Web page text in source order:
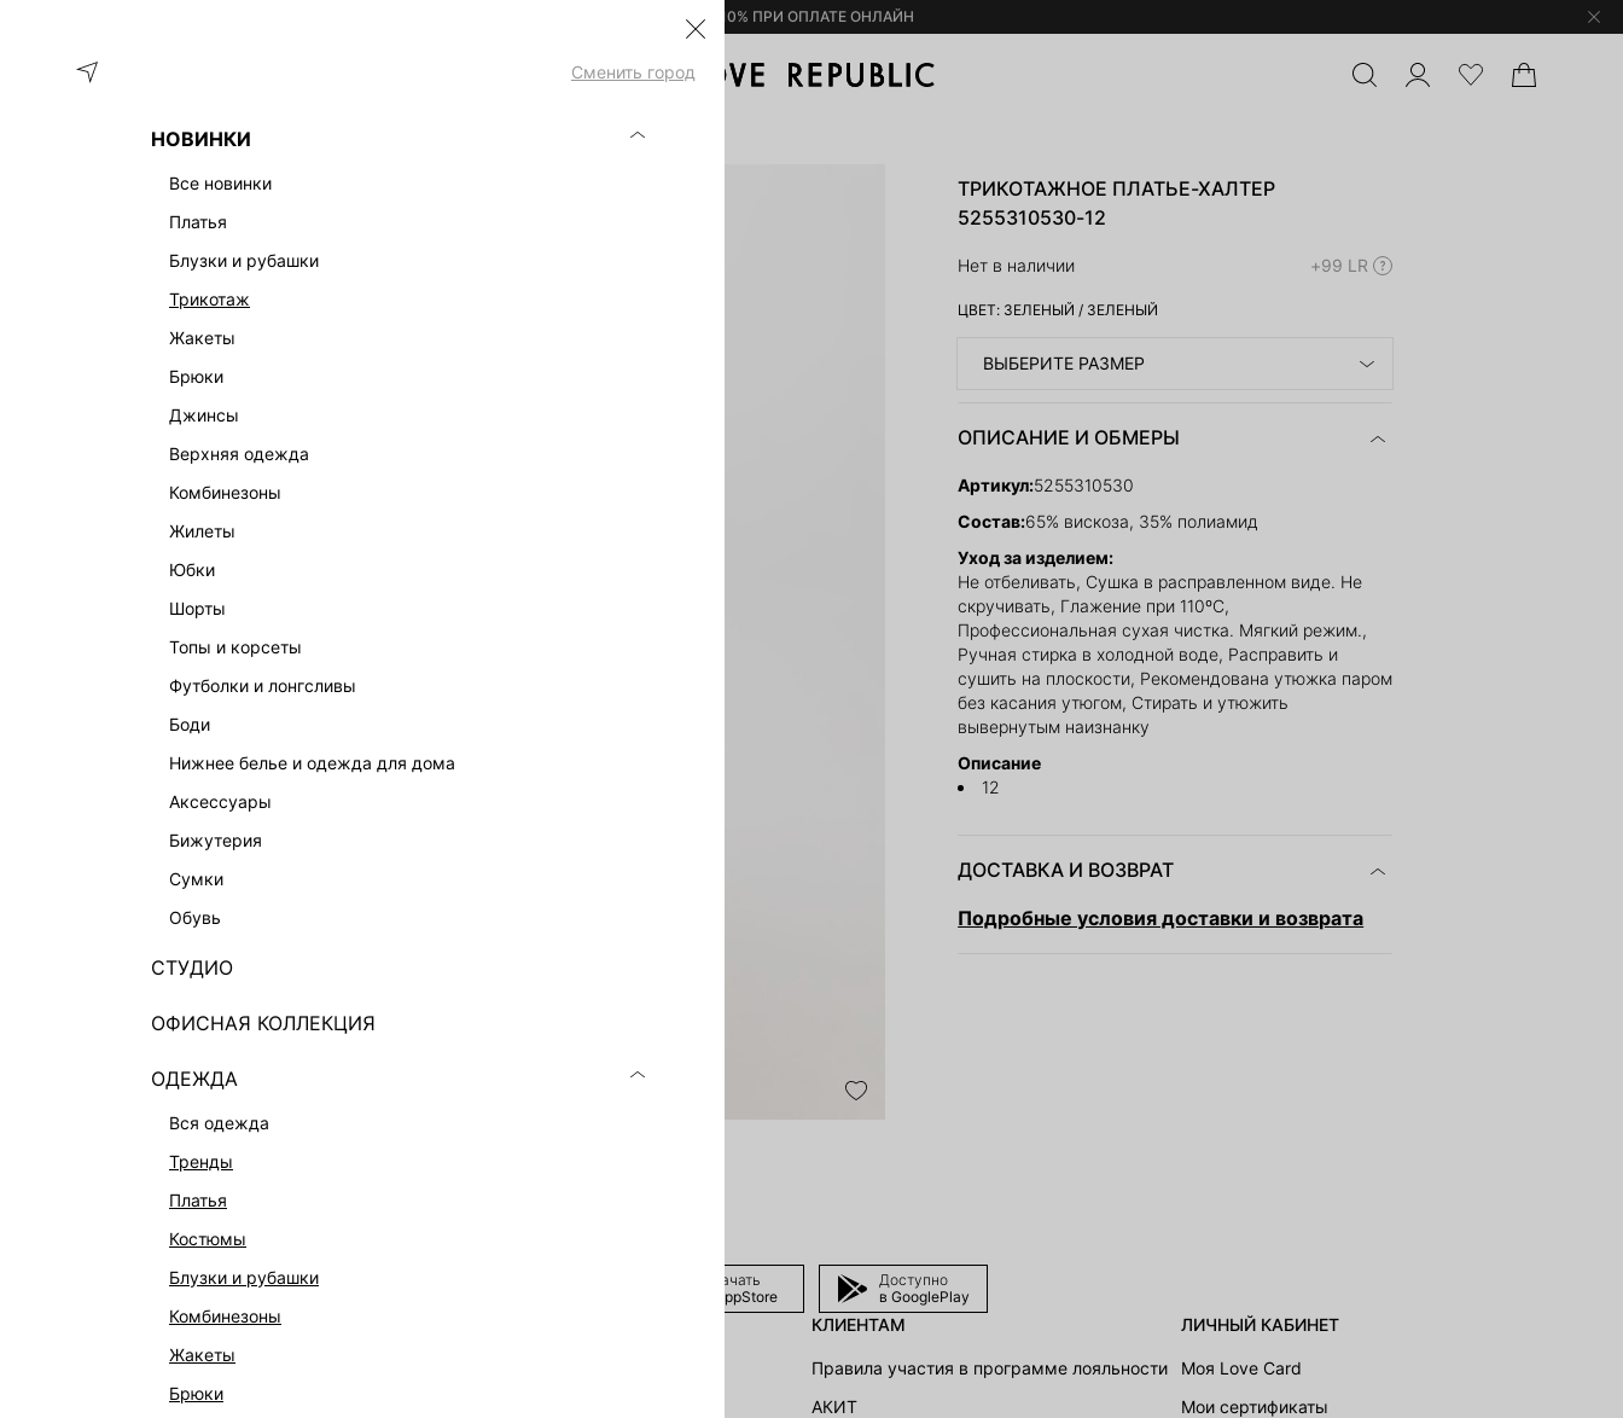
– 10% ПРИ ОПЛАТЕ ОНЛАЙН
Сменить город
НОВИНКИ
все новинки
платья
блузки и рубашки
трикотаж
жакеты
брюки
джинсы
верхняя одежда
комбинезоны
жилеты
юбки
шорты
топы и корсеты
футболки и лонгсливы
боди
нижнее белье и одежда для дома
аксессуары
бижутерия
сумки
обувь
СТУДИО
ОФИСНАЯ КОЛЛЕКЦИЯ
ОДЕЖДА
вся одежда
тренды
платья
костюмы
блузки и рубашки
комбинезоны
жакеты
брюки
ОДЕЖДА ТРИКОТАЖНОЕ ПЛАТЬЕ-ХАЛТЕР 5255310530-12
ТРИКОТАЖНОЕ ПЛАТЬЕ-ХАЛТЕР
5255310530-12
Нет в наличии +99 LR
ЦВЕТ: ЗЕЛЕНЫЙ / ЗЕЛЕНЫЙ
ВЫБЕРИТЕ РАЗМЕР
ОПИСАНИЕ И ОБМЕРЫ
Артикул:5255310530
Состав:65% вискоза, 35% полиамид
Уход за изделием:
Не отбеливать, Сушка в расправленном виде. Не
скручивать, Глажение при 110ºС,
Профессиональная сухая чистка. Мягкий режим.,
Ручная стирка в холодной воде, Расправить и
сушить на плоскости, Рекомендована утюжка паром
без касания утюгом, Стирать и утюжить
вывернутым наизнанку
Описание
12
ДОСТАВКА И ВОЗВРАТ
Подробные условия доставки и возврата
Скачать
в AppStore
Доступно
в GooglePlay
КЛИЕНТАМ
Правила участия в программе лояльности
АКИТ
ЛИЧНЫЙ КАБИНЕТ
Моя Love Card
Мои сертификаты